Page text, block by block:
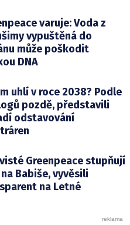
varuje: Voda z
vypuštěná do
může poškodit
DNA
uhlí v roce 2038? Podle
pozdě, představili
odstavování
Greenpeace stupňují
Babiše, vyvěsili
na Letné